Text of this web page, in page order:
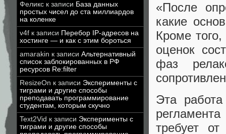
Феликс к записи База данных
простых чисел до ста миллиардов
на коленке
v4f к записи Перебор IP-адресов на
хостинге — и как с этим бороться
amarakin к записи Альтернативный
список заблокированных в РФ
ресурсов Re:filter
ResizeOn к записи Эксперименты с
тиграми и другие способы
преподавать программирование
студентам, которым скучно
Text2Vid к записи Эксперименты с
тиграми и другие способы
«После
какие
Кроме
оценок
фаз
Эта
требует